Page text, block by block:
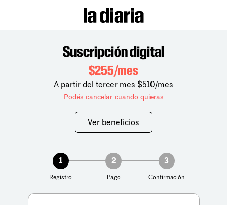
Suscripción digital
$255/mes
A partir del tercer mes $510/mes
Podés cancelar cuando quieras
Ver beneficios
1
Registro
2
Pago
3
Confirmación